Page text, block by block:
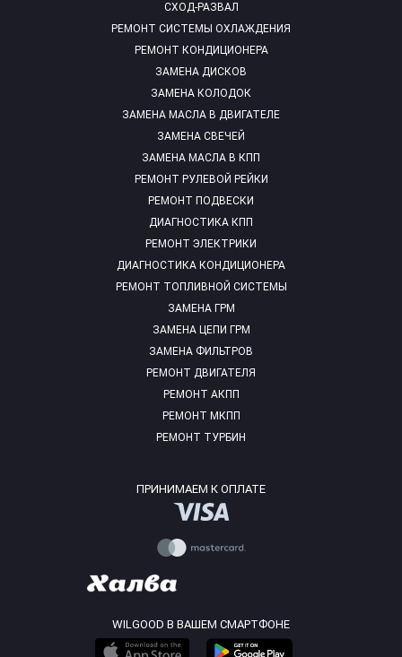
СХОД-РАЗВАЛ
РЕМОНТ СИСТЕМЫ ОХЛАЖДЕНИЯ
РЕМОНТ КОНДИЦИОНЕРА
ЗАМЕНА ДИСКОВ
ЗАМЕНА КОЛОДОК
ЗАМЕНА МАСЛА В ДВИГАТЕЛЕ
ЗАМЕНА СВЕЧЕЙ
ЗАМЕНА МАСЛА В КПП
РЕМОНТ РУЛЕВОЙ РЕЙКИ
РЕМОНТ ПОДВЕСКИ
ДИАГНОСТИКА КПП
РЕМОНТ ЭЛЕКТРИКИ
ДИАГНОСТИКА КОНДИЦИОНЕРА
РЕМОНТ ТОПЛИВНОЙ СИСТЕМЫ
ЗАМЕНА ГРМ
ЗАМЕНА ЦЕПИ ГРМ
ЗАМЕНА ФИЛЬТРОВ
РЕМОНТ ДВИГАТЕЛЯ
РЕМОНТ АКПП
РЕМОНТ МКПП
РЕМОНТ ТУРБИН
ПРИНИМАЕМ К ОПЛАТЕ
WILGOOD В ВАШЕМ СМАРТФОНЕ